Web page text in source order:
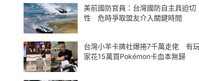
美前國防官員：台灣國防自主具迫切
性 危時爭取盟友介入關鍵時間
台灣小羊卡牌社爆捲7千萬走佬 有
家花15萬買Pokémon卡血本無歸